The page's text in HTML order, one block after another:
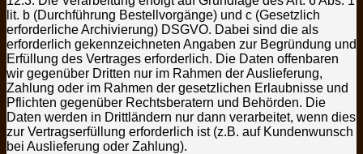
lit. b (Durchführung Bestellvorgänge) und c (Gesetzlich
erforderliche Archivierung) DSGVO. Dabei sind die als
erforderlich gekennzeichneten Angaben zur Begründung und
Erfüllung des Vertrages erforderlich. Die Daten offenbaren
wir gegenüber Dritten nur im Rahmen der Auslieferung,
Zahlung oder im Rahmen der gesetzlichen Erlaubnisse und
Pflichten gegenüber Rechtsberatern und Behörden. Die
Daten werden in Drittländern nur dann verarbeitet, wenn dies
zur Vertragserfüllung erforderlich ist (z.B. auf Kundenwunsch
bei Auslieferung oder Zahlung).